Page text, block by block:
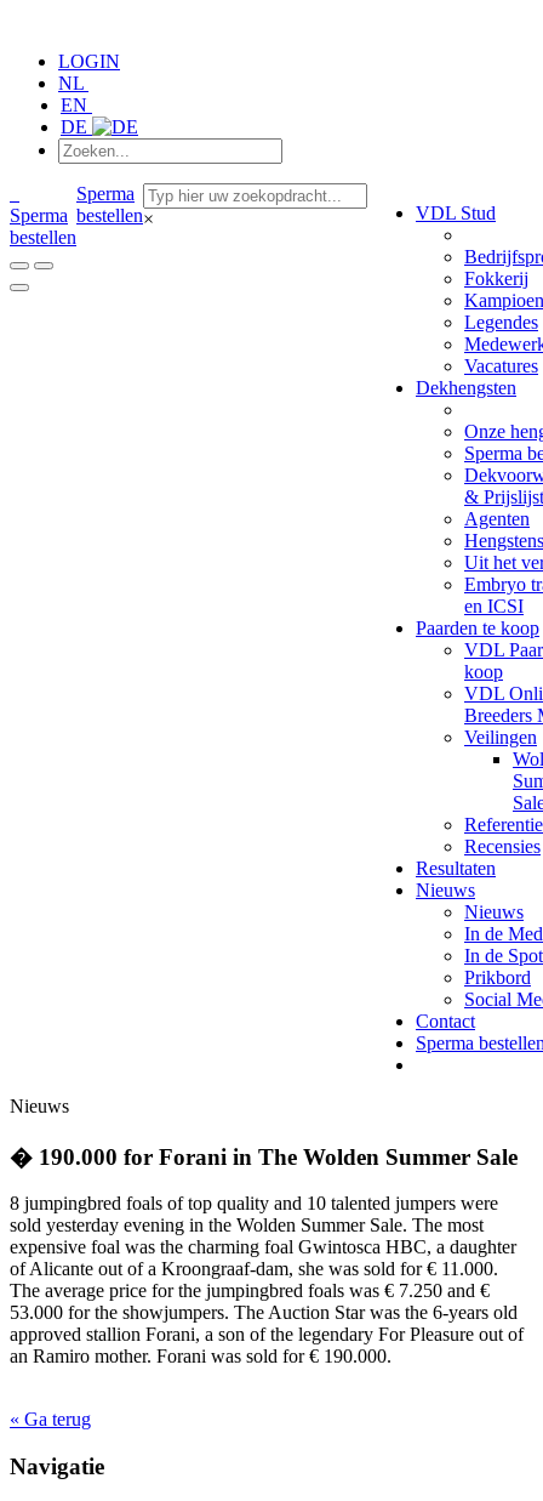
LOGIN
NL
EN
DE
Sperma
bestellen
Sperma
bestellen× VDL Stud
Fokkerij
Legendes
Vacatures
Dekhengsten
Onze
Sperma
& Prijslijst
Agenten
Uit het
Embryo
en ICSI
Paarden te koop
VDL
koop
VDL
Breeders
Veilingen
Recensies
Resultaten
Nieuws
Nieuws
In de
In de
Prikbord
Social
Contact
Sperma
Nieuws
� 190.000 for Forani in The Wolden Summer Sale
8 jumpingbred foals of top quality and 10 talented jumpers were
sold yesterday evening in the Wolden Summer Sale. The most
expensive foal was the charming foal Gwintosca HBC, a daughter
of Alicante out of a Kroongraaf-dam, she was sold for € 11.000.
The average price for the jumpingbred foals was € 7.250 and €
53.000 for the showjumpers. The Auction Star was the 6-years old
approved stallion Forani, a son of the legendary For Pleasure out of
an Ramiro mother. Forani was sold for € 190.000.
« Ga terug
Navigatie